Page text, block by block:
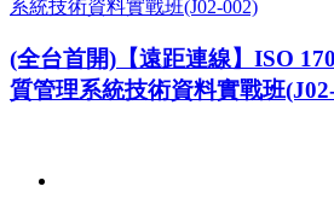
(全台首開)【遠距連線】ISO
質管理系統技術資料實戰班